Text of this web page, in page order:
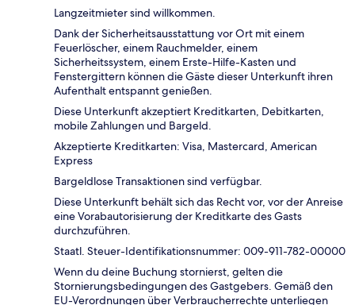
Langzeitmieter sind willkommen.
Dank der Sicherheitsausstattung vor Ort mit einem
Feuerlöscher, einem Rauchmelder, einem
Sicherheitssystem, einem Erste-Hilfe-Kasten und
Fenstergittern können die Gäste dieser Unterkunft ihren
Aufenthalt entspannt genießen.
Diese Unterkunft akzeptiert Kreditkarten, Debitkarten,
mobile Zahlungen und Bargeld.
Akzeptierte Kreditkarten: Visa, Mastercard, American
Express
Bargeldlose Transaktionen sind verfügbar.
Diese Unterkunft behält sich das Recht vor, vor der Anreise
eine Vorabautorisierung der Kreditkarte des Gasts
durchzuführen.
Staatl. Steuer-Identifikationsnummer: 009-911-782-00000
Wenn du deine Buchung stornierst, gelten die
Stornierungsbedingungen des Gastgebers. Gemäß den
EU-Verordnungen über Verbraucherrechte unterliegen